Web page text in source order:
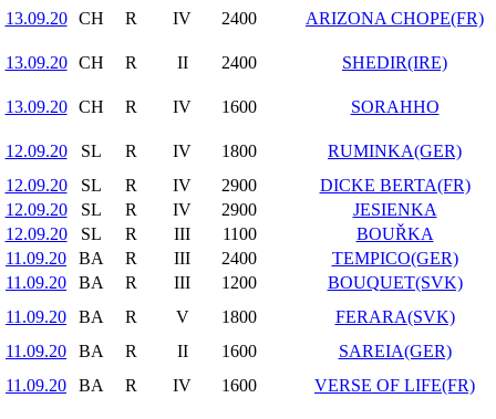
13.09.20 CH R IV 2400 ARIZONA CHOPE(FR)
13.09.20 CH R II 2400 SHEDIR(IRE)
13.09.20 CH R IV 1600 SORAHHO
12.09.20 SL R IV 1800
RUMINKA(GER)
12.09.20
SL R IV 2900
DICKE BERTA(FR)
12.09.20
SL R IV 2900
JESIENKA
12.09.20
SL R III 1100
BOUŘKA
11.09.20
BA R III 2400
TEMPICO(GER)
11.09.20
BA R III 1200
BOUQUET(SVK)
11.09.20
BA R V 1800
FERARA(SVK)
11.09.20
BA R II 1600
SAREIA(GER)
11.09.20
BA R IV 1600 VERSE OF LIFE(FR)